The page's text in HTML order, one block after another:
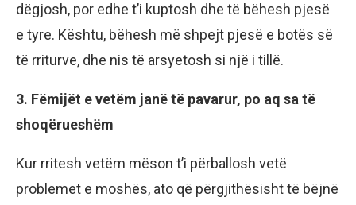
dëgjosh, por edhe t’i kuptosh dhe të bëhesh pjesë
e tyre. Kështu, bëhesh më shpejt pjesë e botës së
të rriturve, dhe nis të arsyetosh si një i tillë.
3. Fëmijët e vetëm janë të pavarur, po aq sa të
shoqërueshëm
Kur rritesh vetëm mëson t’i përballosh vetë
problemet e moshës, ato që përgjithësisht të bëjnë